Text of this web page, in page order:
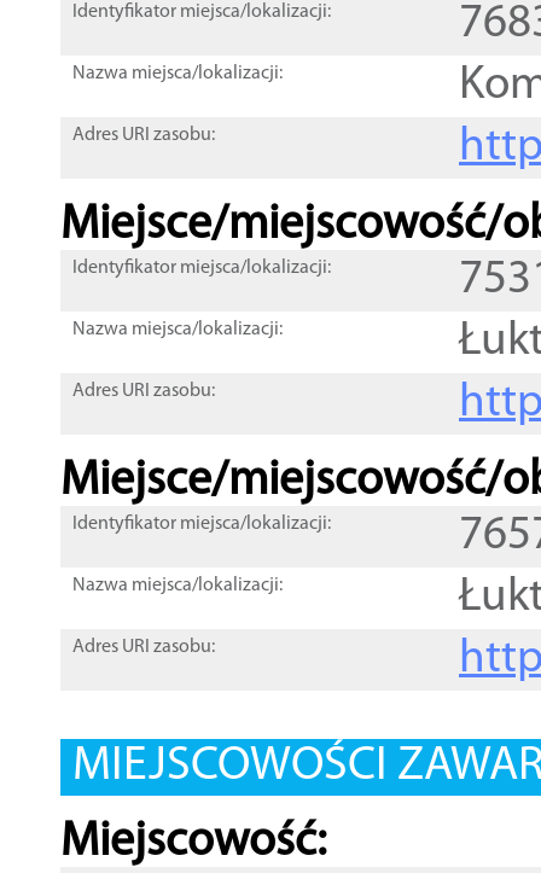
Identyfikator miejsca/lokalizacji:
Nazwa miejsca/lokalizacji:
Adres URI zasobu:
Miejsce/miejscowość/
Identyfikator miejsca/lokalizacji:
Nazwa miejsca/lokalizacji:
Adres URI zasobu:
Miejsce/miejscowość/
Identyfikator miejsca/lokalizacji:
Nazwa miejsca/lokalizacji:
Adres URI zasobu:
MIEJSCOWOŚCI
Miejscowość: